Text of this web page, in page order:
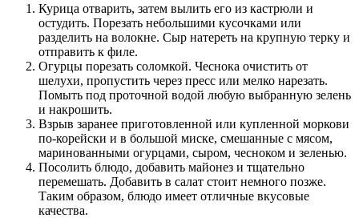
Курица отварить, затем вылить его из кастрюли и
остудить. Порезать небольшими кусочками или
разделить на волокне. Сыр натереть на крупную терку и
отправить к филе.
Огурцы порезать соломкой. Чеснока очистить от
шелухи, пропустить через пресс или мелко нарезать.
Помыть под проточной водой любую выбранную зелень
и накрошить.
Взрыв заранее приготовленной или купленной моркови
по-корейски и в большой миске, смешанные с мясом,
маринованными огурцами, сыром, чесноком и зеленью.
Посолить блюдо, добавить майонез и тщательно
перемешать. Добавить в салат стоит немного позже.
Таким образом, блюдо имеет отличные вкусовые
качества.